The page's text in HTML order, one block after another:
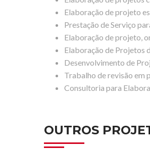
Elaboração de projeto
Prestação de Serviço
Elaboração de projeto,
Elaboração de Projetos
Desenvolvimento de
Trabalho de revisão em
Consultoria para
OUTROS